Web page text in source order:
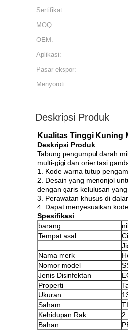
Sertifikat:
MOQ:
OEM:
Aplikasi:
Pasar ekspor:
Menyoroti:
Deskripsi Produk
Kualitas Tinggi Kuning
Deskripsi Produk
Tabung pengumpul darah
multi-gigi dan orientasi
1. Kode warna tutup
2. Desain yang menonjol
dengan garis kelulusan yang
3. Perawatan khusus di
4. Dapat menyesuaikan
Spesifikasi
barang
Tempat asal
Nama merk
Nomor model
Jenis Disinfektan
Properti
Ukuran
Saham
Kehidupan Rak
2
Bahan